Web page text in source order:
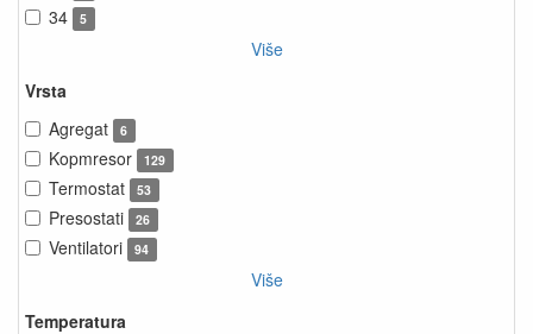
34 5
Više
Vrsta
Agregat
6
Kopmresor 129
Termostat 53
Presostati 26
Ventilatori 94
Više
Temperatura